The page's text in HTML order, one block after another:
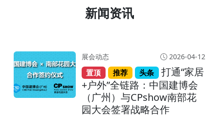
新闻资讯
展会动态 2026-04-12
置顶 推荐 头条
打通“家居
+户外”全链路：中国建博会
（广州）与CPshow南部花
园大会签署战略合作